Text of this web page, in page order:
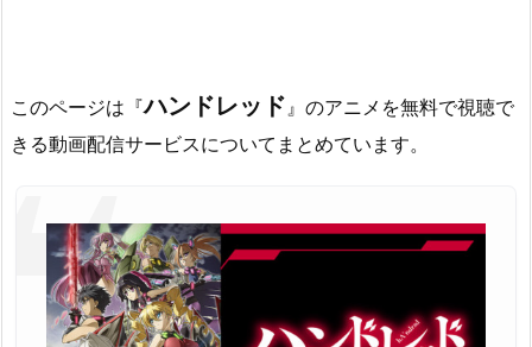
このページは『ハンドレッド 』のアニメを無料で視聴で
きる動画配信サービスについてまとめています。